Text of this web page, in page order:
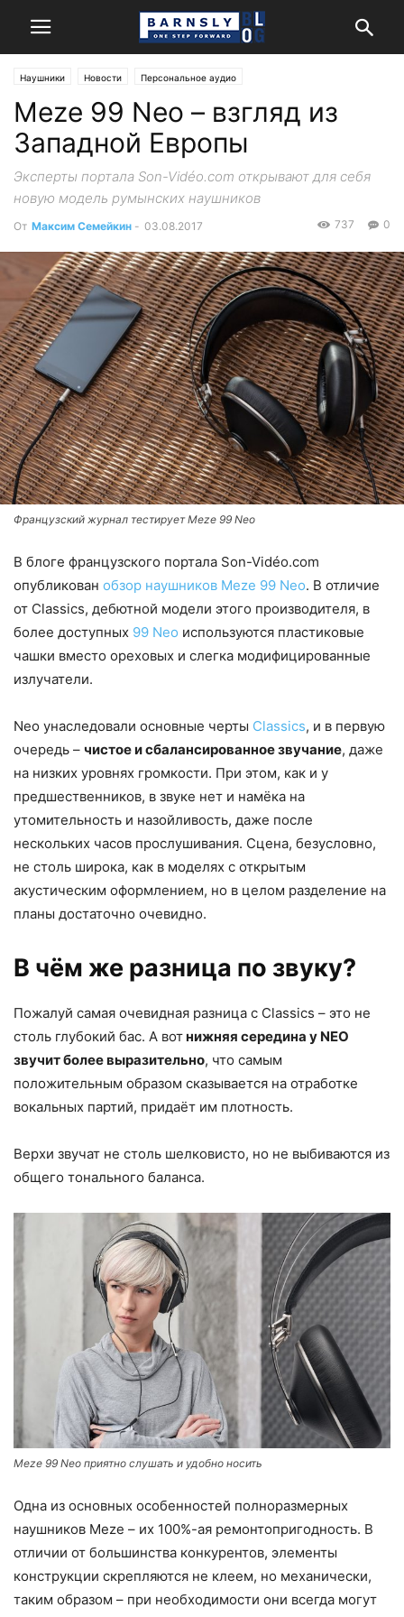
Наушники Новости Персональное аудио
Meze 99 Neo – взгляд из
Западной Европы
Эксперты портала Son-Vidéo.com открывают для себя
новую модель румынских наушников
От Максим Семейкин - 03.08.2017 0
737
Французский журнал тестирует Meze 99 Neo
В блоге французского портала Son-Vidéo.com
опубликован обзор наушников Meze 99 Neo. В отличие
от Classics, дебютной модели этого производителя, в
более доступных 99 Neo используются пластиковые
чашки вместо ореховых и слегка модифицированные
излучатели.
Neo унаследовали основные черты Classics, и в первую
очередь – чистое и сбалансированное звучание, даже
на низких уровнях громкости. При этом, как и у
предшественников, в звуке нет и намёка на
утомительность и назойливость, даже после
нескольких часов прослушивания. Сцена, безусловно,
не столь широка, как в моделях с открытым
акустическим оформлением, но в целом разделение на
планы достаточно очевидно.
В чём же разница по звуку?
Пожалуй самая очевидная разница с Classics – это не
столь глубокий бас. А вотнижняя середина у NEO
звучит более выразительно, что самым
положительным образом сказывается на отработке
вокальных партий, придаёт им плотность.
Верхи звучат не столь шелковисто, но не выбиваются из
общего тонального баланса.
Meze 99 Neo приятно слушать и удобно носить
Одна из основных особенностей полноразмерных
наушников Meze – их 100%-ая ремонтопригодность. В
отличии от большинства конкурентов, элементы
конструкции скрепляются не клеем, но механически,
таким образом – при необходимости они всегда могут